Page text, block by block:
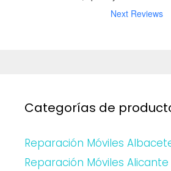
Next Reviews
Categorías de
Reparación Móviles
Reparación Móviles Alicante